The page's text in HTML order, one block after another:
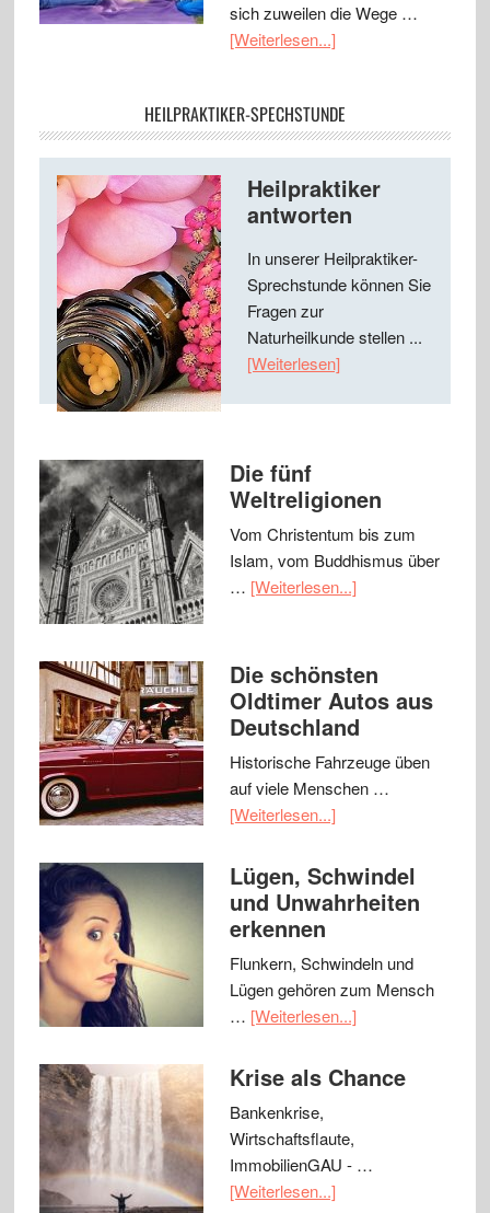
sich zuweilen die Wege …
[Weiterlesen...]
HEILPRAKTIKER-SPECHSTUNDE
Heilpraktiker
antworten
In unserer Heilpraktiker-
Sprechstunde können Sie
Fragen zur
Naturheilkunde stellen ...
[Weiterlesen]
Die fünf
Weltreligionen
Vom Christentum bis zum
Islam, vom Buddhismus über
… [Weiterlesen...]
Die schönsten
Oldtimer Autos aus
Deutschland
Historische Fahrzeuge üben
auf viele Menschen …
[Weiterlesen...]
Lügen, Schwindel
und Unwahrheiten
erkennen
Flunkern, Schwindeln und
Lügen gehören zum Mensch
… [Weiterlesen...]
Krise als Chance
Bankenkrise,
Wirtschaftsflaute,
ImmobilienGAU - …
[Weiterlesen...]